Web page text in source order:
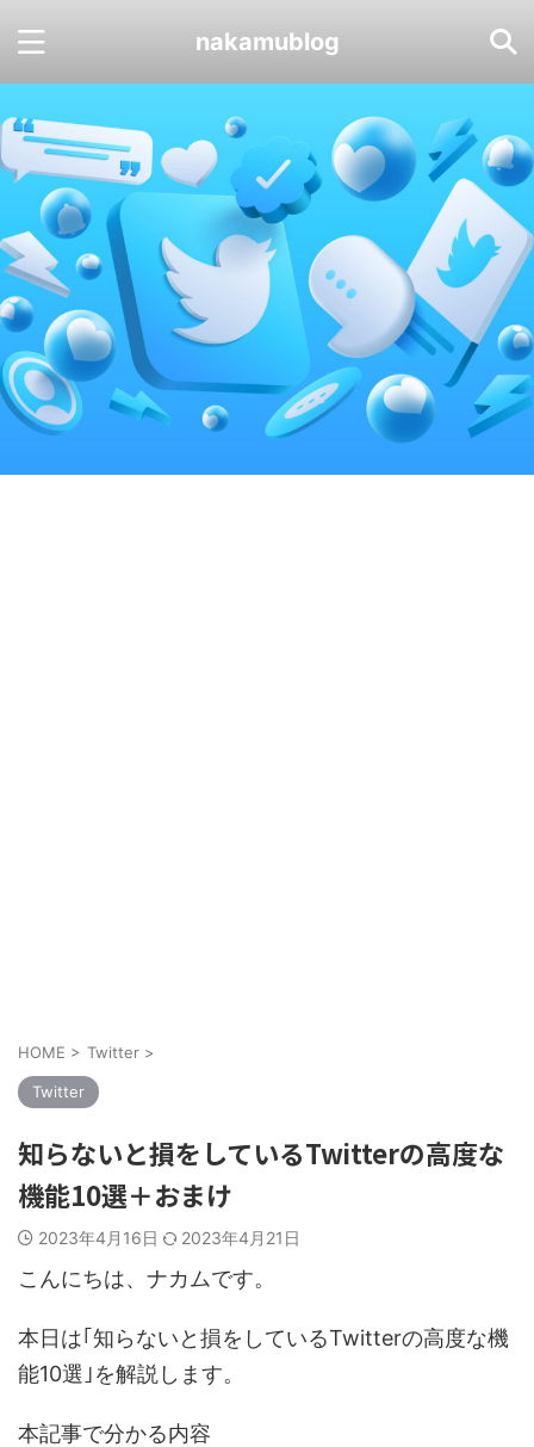
nakamublog
HOME > Twitter >
Twitter
知らないと損をしているTwitterの高度な
機能10選＋おまけ
2023年4月16日 2023年4月21日
こんにちは、ナカムです。
本日は｢知らないと損をしているTwitterの高度な機
能10選｣を解説します。
本記事で分かる内容